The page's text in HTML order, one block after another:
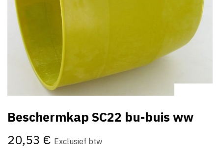
Beschermkap SC22 bu-buis ww
20,53 € Exclusief btw